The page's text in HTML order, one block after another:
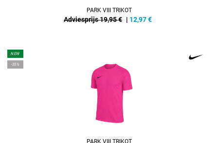
PARK VIII TRIKOT
Adviesprijs 19,95 € | 12,97€
NEW
-35%
PARK VIII TRIKOT